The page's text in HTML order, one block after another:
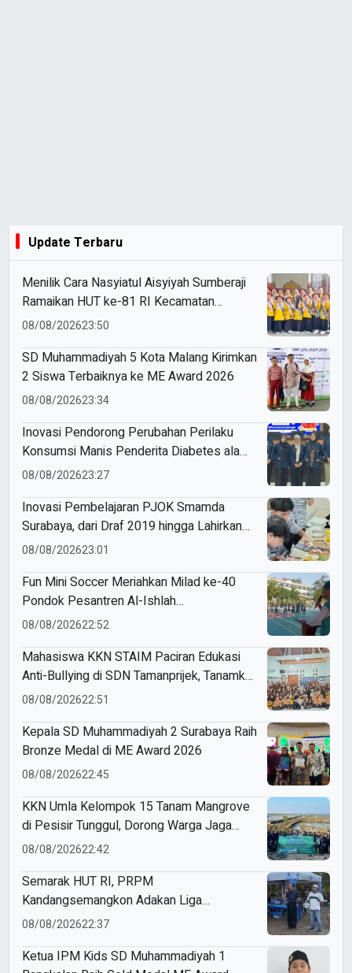
Update Terbaru
Menilik Cara Nasyiatul Aisyiyah Sumberaji
Ramaikan HUT ke-81 RI Kecamatan
Sukodadi
08/08/202623:50
SD Muhammadiyah 5 Kota Malang Kirimkan
2 Siswa Terbaiknya ke ME Award 2026
08/08/202623:34
Inovasi Pendorong Perubahan Perilaku
Konsumsi Manis Penderita Diabetes ala
Mahasiswa Unesa
08/08/202623:27
Inovasi Pembelajaran PJOK Smamda
Surabaya, dari Draf 2019 hingga Lahirkan
Modul Gizi Digital
08/08/202623:01
Fun Mini Soccer Meriahkan Milad ke-40
Pondok Pesantren Al-Ishlah
Sendangagung
08/08/202622:52
Mahasiswa KKN STAIM Paciran Edukasi
Anti-Bullying di SDN Tamanprijek, Tanamkan
Empati Sejak Dini
08/08/202622:51
Kepala SD Muhammadiyah 2 Surabaya Raih
Bronze Medal di ME Award 2026
08/08/202622:45
KKN Umla Kelompok 15 Tanam Mangrove
di Pesisir Tunggul, Dorong Warga Jaga
Lingkungan
08/08/202622:42
Semarak HUT RI, PRPM
Kandangsemangkon Adakan Liga
Kemerdekaan 2026
08/08/202622:37
Ketua IPM Kids SD Muhammadiyah 1